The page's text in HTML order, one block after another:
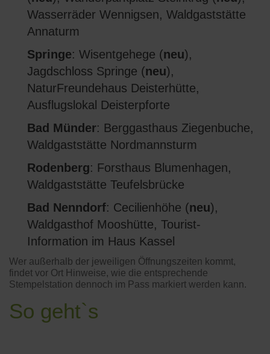
Wasserräder Wennigsen, Waldgaststätte
Annaturm
Springe: Wisentgehege (neu),
Jagdschloss Springe (neu),
NaturFreundehaus Deisterhütte,
Ausflugslokal Deisterpforte
Bad Münder: Berggasthaus Ziegenbuche,
Waldgaststätte Nordmannsturm
Rodenberg: Forsthaus Blumenhagen,
Waldgaststätte Teufelsbrücke
Bad Nenndorf: Cecilienhöhe (neu),
Waldgasthof Mooshütte, Tourist-
Information im Haus Kassel
Wer außerhalb der jeweiligen Öffnungszeiten kommt,
findet vor Ort Hinweise, wie die entsprechende
Stempelstation dennoch im Pass markiert werden kann.
So geht`s